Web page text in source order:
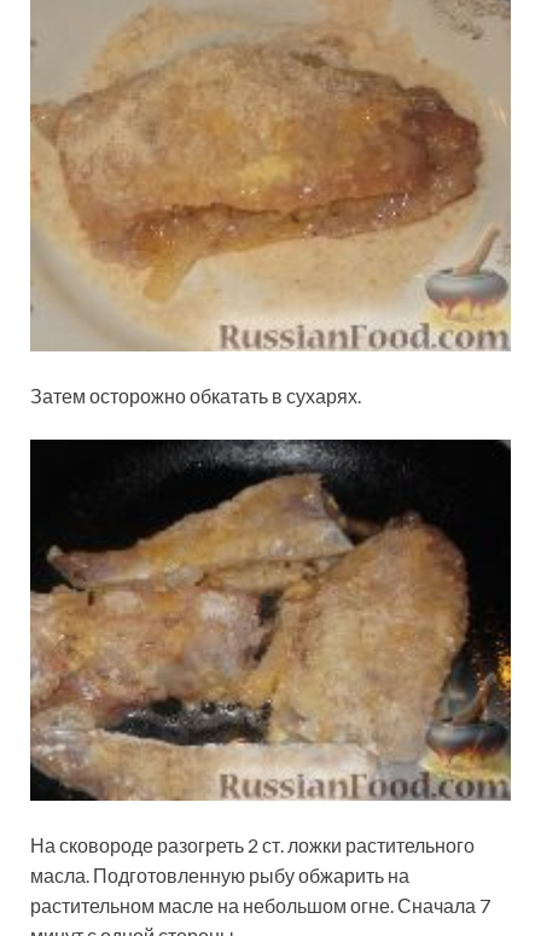
Затем осторожно обкатать в сухарях.
На сковороде разогреть 2 ст. ложки растительного
масла. Подготовленную рыбу обжарить на
растительном масле на небольшом огне. Сначала 7